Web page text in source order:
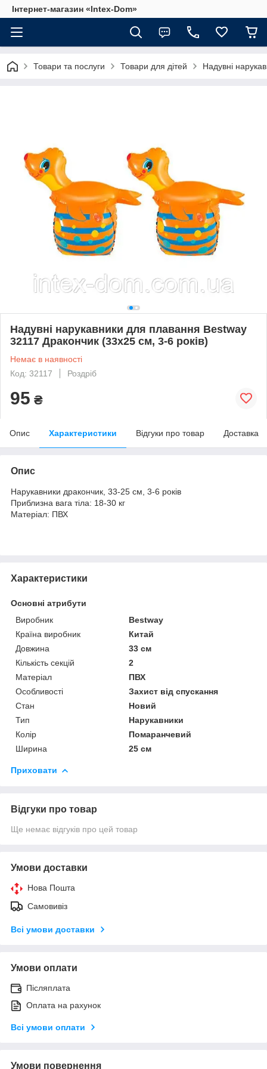
Інтернет-магазин «Intex-Dom»
Товари та послуги Товари для дітей Надувні
Надувні нарукавники для плавання Bestway
32117 Дракончик (33х25 см, 3-6 років)
Немає в наявності
Код: 32117
Роздріб
95 ₴
Опис Характеристики Відгуки про товар Доставка
Опис
Нарукавники дракончик, 33-25 см, 3-6 років
Приблизна вага тіла: 18-30 кг
Матеріал: ПВХ
Характеристики
Основні атрибути
Виробник
Bestway
Країна виробник
Китай
Довжина
33 см
Кількість секцій
2
Матеріал
ПВХ
Особливості
Захист від спускання
Стан
Новий
Тип
Нарукавники
Колір
Помаранчевий
Ширина
25 см
Приховати
Відгуки про товар
Ще немає відгуків про цей товар
Умови доставки
Нова Пошта
Самовивіз
Всі умови доставки
Умови оплати
Післяплата
Оплата на рахунок
Всі умови оплати
Умови повернення